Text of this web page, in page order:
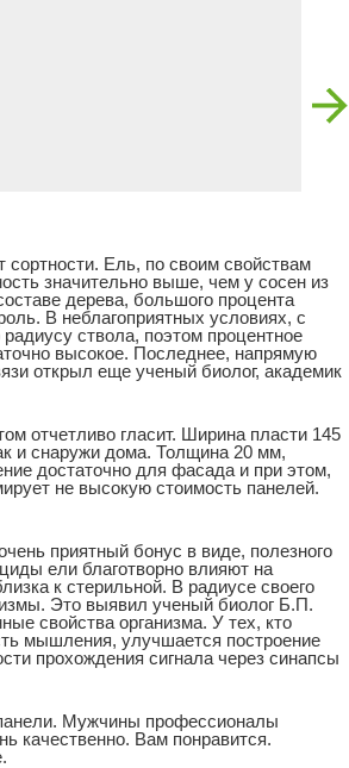
сортности. Ель, по своим свойствам
значительно выше, чем у сосен из
дерева, большого процента
В неблагоприятных условиях, с
ствола, поэтом процентное
высокое. Последнее, напрямую
открыл еще ученый биолог, академик
отчетливо гласит. Ширина пласти 145
и снаружи дома. Толщина 20 мм,
достаточно для фасада и при этом,
не высокую стоимость панелей.
приятный бонус в виде, полезного
ели благотворно влияют на
к стерильной. В радиусе своего
Это выявил ученый биолог Б.П.
свойства организма. У тех, кто
мышления, улучшается построение
прохождения сигнала через синапсы
Мужчины профессионалы
качественно. Вам понравится.